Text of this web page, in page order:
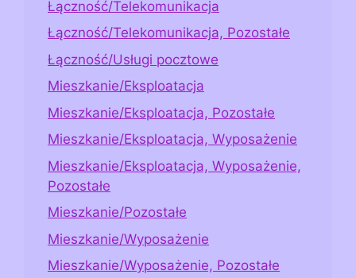
Łączność/Telekomunikacja
Łączność/Telekomunikacja, Pozostałe
Łączność/Usługi pocztowe
Mieszkanie/Eksploatacja
Mieszkanie/Eksploatacja, Pozostałe
Mieszkanie/Eksploatacja, Wyposażenie
Mieszkanie/Eksploatacja, Wyposażenie,
Pozostałe
Mieszkanie/Pozostałe
Mieszkanie/Wyposażenie
Mieszkanie/Wyposażenie, Pozostałe